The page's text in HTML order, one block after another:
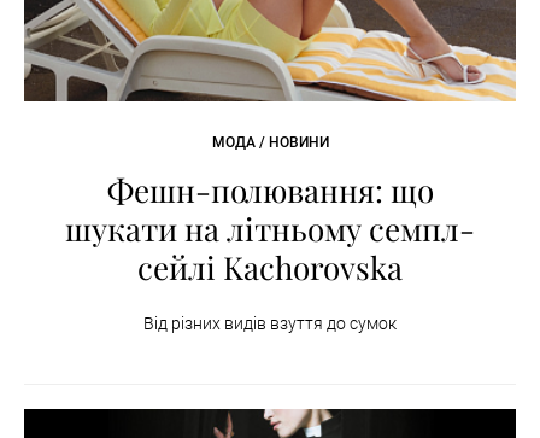
МОДА / НОВИНИ
Фешн-полювання: що
шукати на літньому семпл-
сейлі Kachorovska
Від різних видів взуття до сумок